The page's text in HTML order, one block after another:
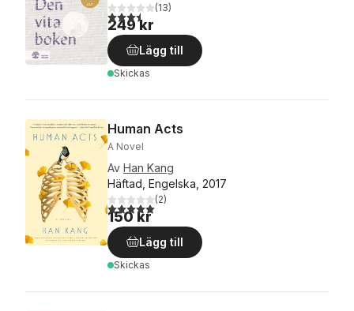
3,5utav 5 stjärnor. Totalt antal röster:
(13)
249 kr
Lägg till
Skickas
Human Acts
A Novel
Av Han Kang
Häftad, Engelska, 2017
5,0utav 5 stjärnor. Totalt antal röster:
(2)
150 kr
Lägg till
Skickas